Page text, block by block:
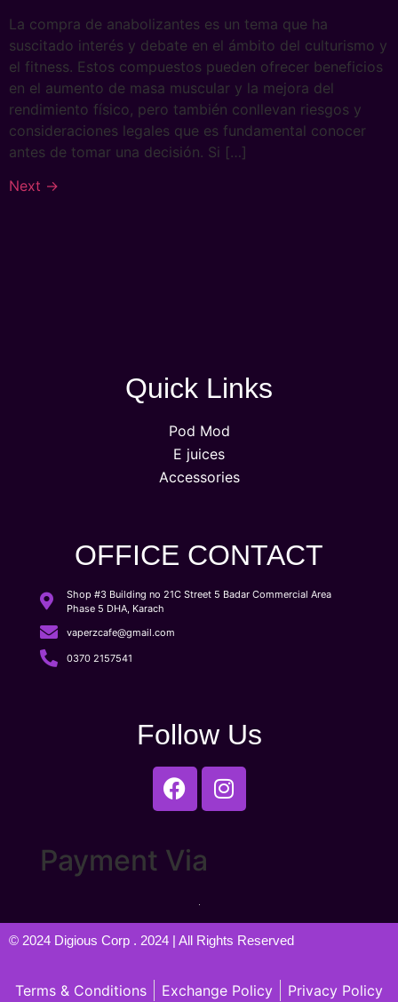
La compra de anabolizantes es un tema que ha
suscitado interés y debate en el ámbito del culturismo y
el fitness. Estos compuestos pueden ofrecer beneficios
en el aumento de masa muscular y la mejora del
rendimiento físico, pero también conllevan riesgos y
consideraciones legales que es fundamental conocer
antes de tomar una decisión. Si […]
Next →
Quick Links
Pod Mod
E juices
Accessories
OFFICE CONTACT
Shop #3 Building no 21C Street 5 Badar Commercial Area
Phase 5 DHA, Karach
vaperzcafe@gmail.com
0370 2157541
Follow Us
Payment Via
© 2024 Digious Corp . 2024 | All Rights Reserved
Terms & Conditions Exchange Policy Privacy Policy